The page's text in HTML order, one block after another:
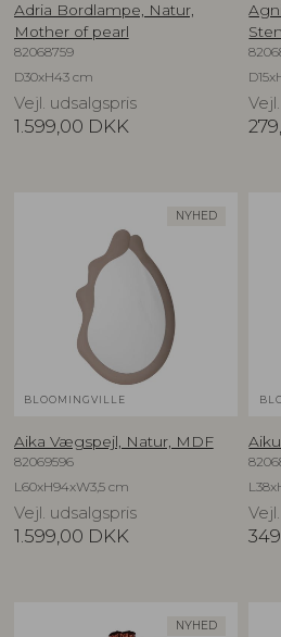
Adria Bordlampe, Natur,
Mother of pearl
82068759
D30xH43 cm
Vejl. udsalgspris
1.599,00 DKK
NYHED
BLOOMINGVILLE
Aika Vægspejl, Natur, MDF
82069596
L60xH94xW3,5 cm
Vejl. udsalgspris
1.599,00 DKK
NYHED